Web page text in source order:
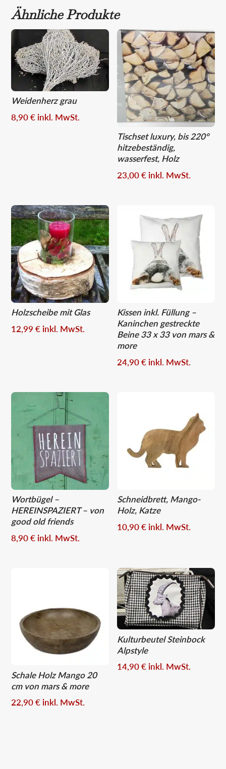
Ähnliche Produkte
Weidenherz grau
8,90€ inkl. MwSt.
Tischset luxury, bis 220°
hitzebeständig,
wasserfest, Holz
23,00€ inkl. MwSt.
Holzscheibe mit Glas
12,99€ inkl. MwSt.
Kissen inkl. Füllung –
Kaninchen gestreckte
Beine 33 x 33 von mars &
more
24,90€ inkl. MwSt.
Wortbügel –
HEREINSPAZIERT – von
good old friends
8,90€ inkl. MwSt.
Schneidbrett, Mango-
Holz, Katze
10,90€ inkl. MwSt.
Schale Holz Mango 20
cm von mars & more
22,90€ inkl. MwSt.
Kulturbeutel Steinbock
Alpstyle
14,90€ inkl. MwSt.